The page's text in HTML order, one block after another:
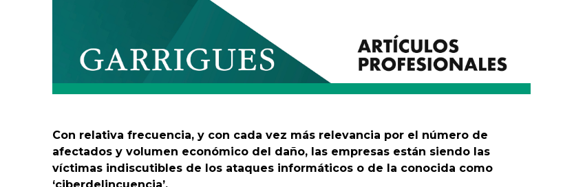
Con relativa frecuencia, y con cada vez más relevancia por el número de
afectados y volumen económico del daño, las empresas están siendo las
víctimas indiscutibles de los ataques informáticos o de la conocida como